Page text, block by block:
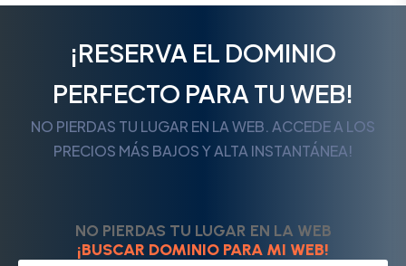
¡RESERVA EL DOMINIO
PERFECTO PARA TU WEB!
NO PIERDAS TU LUGAR EN LA WEB. ACCEDE A LOS
PRECIOS MÁS BAJOS Y ALTA INSTANTÁNEA!
NO PIERDAS TU LUGAR EN LA WEB
¡BUSCAR DOMINIO PARA MI WEB!